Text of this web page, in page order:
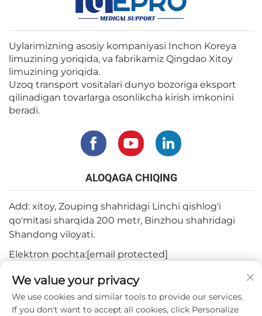
Uylarimizning asosiy kompaniyasi Inchon Koreya
limuzining yoriqida, va fabrikamiz Qingdao Xitoy
limuzining yoriqida.
Uzoq transport vositalari dunyo bozoriga eksport
qilinadigan tovarlarga osonlikcha kirish imkonini
beradi.
ALOQAGA CHIQING
Add: xitoy, Zouping shahridagi Linchi qishlog'i
qo'mitasi sharqida 200 metr, Binzhou shahridagi
Shandong viloyati.
Elektron pochta:[email protected]
Tel:+82-3180427370
Telefon:+86-15564344404
We value your privacy
We use cookies and similar tools to provide our services.
If you don't want to accept all cookies, click Personalize